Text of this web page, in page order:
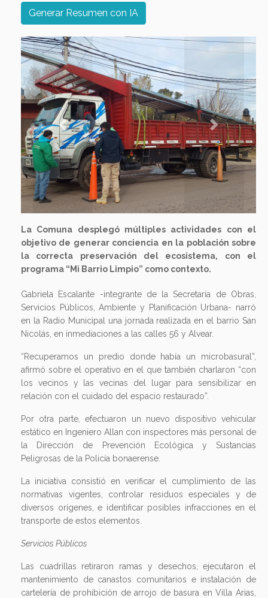
Generar Resumen con IA
Previous Next
La Comuna desplegó múltiples actividades con el
objetivo de generar conciencia en la población sobre
la correcta preservación del ecosistema, con el
programa “Mi Barrio Limpio” como contexto.
Gabriela Escalante -integrante de la Secretaría de Obras,
Servicios Públicos, Ambiente y Planificación Urbana- narró
en la Radio Municipal una jornada realizada en el barrio San
Nicolás, en inmediaciones a las calles 56 y Alvear.
“Recuperamos un predio donde había un microbasural”,
afirmó sobre el operativo en el que también charlaron “con
los vecinos y las vecinas del lugar para sensibilizar en
relación con el cuidado del espacio restaurado”.
Por otra parte, efectuaron un nuevo dispositivo vehicular
estático en Ingeniero Allan con inspectores más personal de
la Dirección de Prevención Ecológica y Sustancias
Peligrosas de la Policía bonaerense.
La iniciativa consistió en verificar el cumplimiento de las
normativas vigentes, controlar residuos especiales y de
diversos orígenes, e identificar posibles infracciones en el
transporte de estos elementos.
Servicios Públicos
Las cuadrillas retiraron ramas y desechos, ejecutaron el
mantenimiento de canastos comunitarios e instalación de
cartelería de prohibición de arrojo de basura en Villa Arias,